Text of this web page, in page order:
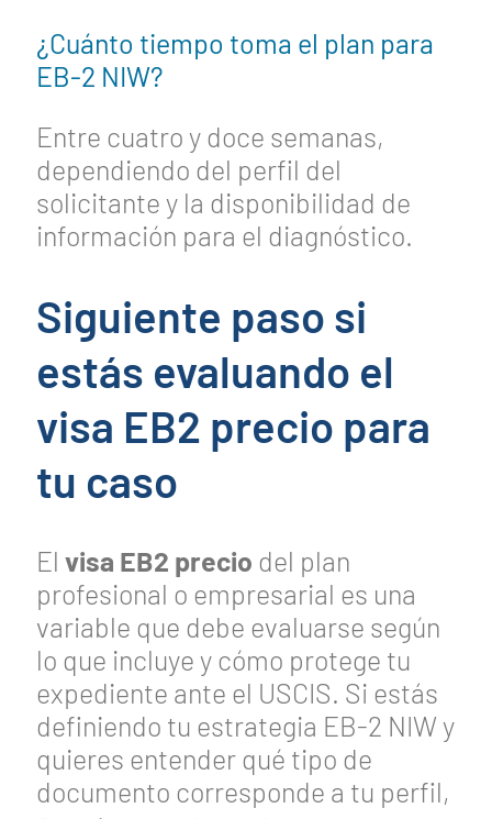
¿Cuánto tiempo toma el plan para
EB-2 NIW?
Entre cuatro y doce semanas,
dependiendo del perfil del
solicitante y la disponibilidad de
información para el diagnóstico.
Siguiente paso si
estás evaluando el
visa EB2 precio para
tu caso
El visa EB2 precio del plan
profesional o empresarial es una
variable que debe evaluarse según
lo que incluye y cómo protege tu
expediente ante el USCIS. Si estás
definiendo tu estrategia EB-2 NIW y
quieres entender qué tipo de
documento corresponde a tu perfil,